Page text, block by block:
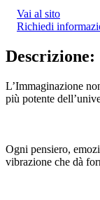
Vai al sito
Richiedi
Descrizione:
L’Immaginazione
più potente
Ogni pensiero,
vibrazione che dà